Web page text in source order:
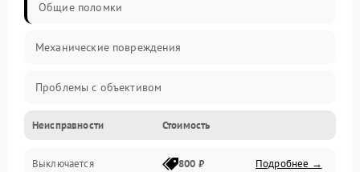
Общие поломки
Механические повреждения
Проблемы с объективом
Электронные ошибки
Механические проблемы
Неисправности Стоимость
Выключается 800 ₽ Подробнее →